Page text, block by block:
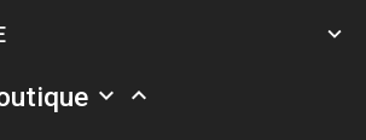
 